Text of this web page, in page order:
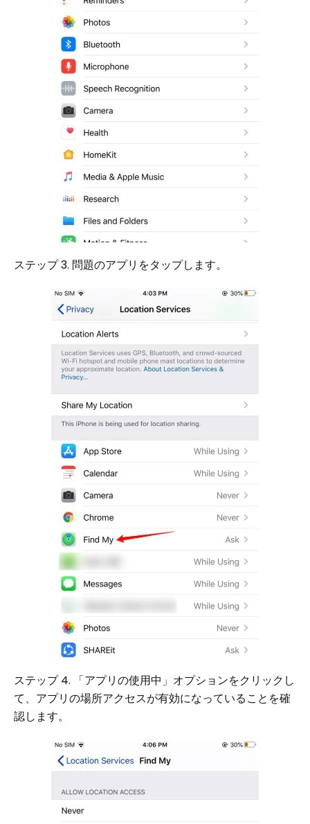
ステップ 3. 問題のアプリをタップします。
ステップ 4. 「アプリの使用中」オプションをクリックし
て、アプリの場所アクセスが有効になっていることを確
認します。